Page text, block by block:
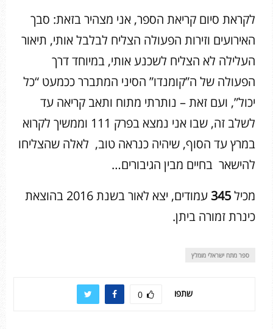
לקראת סיום קריאת הספר, אני מצהיר בזאת: סבך
האירועים וזירות הפעולה הצליח לבלבל אותי, תיאור
העלילה לא הצליח לשכנע אותי, במיוחד דרך
הפעולה של ה”קומנדו” הסיני המתברר ככמעט “כל
יכול”, ועם זאת – נותרתי מתוח ותאב קריאה עד
לשלב זה, שבו אני נמצא בפרק 111 וממשיך לקרוא
במרץ עד הסוף, שיהיה כנראה טוב, לאלה שהצליחו
להישאר בחיים מבין הגיבורים…
מכיל345
עמודים, יצא לאור בשנת 2016 בהוצאת
כינרת זמורה ביתן.
ספר מתח ישראלי מומלץ
שתפו 0